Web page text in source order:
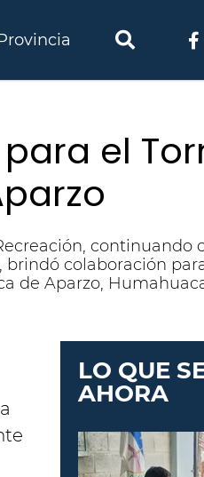
el
continuando
colaboración
de Aparzo,
LO QUE
AHORA